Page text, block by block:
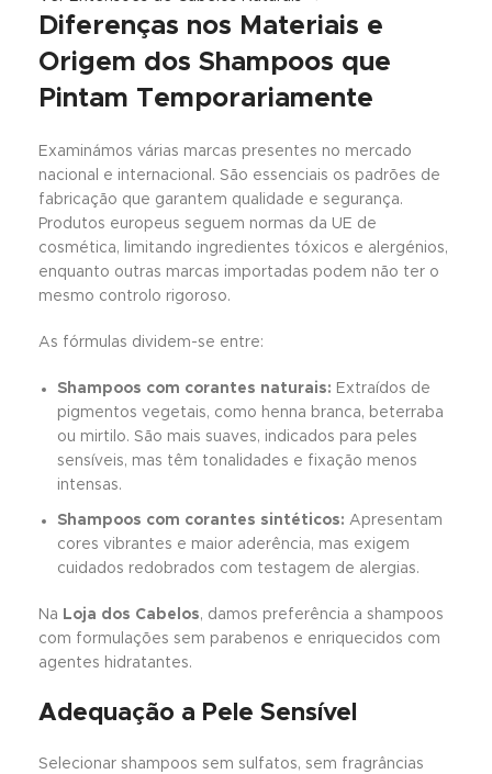
Diferenças nos Materiais e
Origem dos Shampoos que
Pintam Temporariamente
Examinámos várias marcas presentes no mercado
nacional e internacional. São essenciais os padrões de
fabricação que garantem qualidade e segurança.
Produtos europeus seguem normas da UE de
cosmética, limitando ingredientes tóxicos e alergénios,
enquanto outras marcas importadas podem não ter o
mesmo controlo rigoroso.
As fórmulas dividem-se entre:
Shampoos com corantes naturais: Extraídos de
pigmentos vegetais, como henna branca, beterraba
ou mirtilo. São mais suaves, indicados para peles
sensíveis, mas têm tonalidades e fixação menos
intensas.
Shampoos com corantes sintéticos: Apresentam
cores vibrantes e maior aderência, mas exigem
cuidados redobrados com testagem de alergias.
Na Loja dos Cabelos, damos preferência a shampoos
com formulações sem parabenos e enriquecidos com
agentes hidratantes.
Adequação a Pele Sensível
Selecionar shampoos sem sulfatos, sem fragrâncias